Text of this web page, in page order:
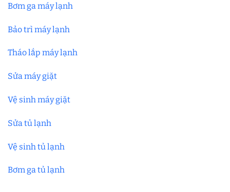
Bơm ga máy lạnh
Bảo trì máy lạnh
Tháo lắp máy lạnh
Sửa máy giặt
Vệ sinh máy giặt
Sửa tủ lạnh
Vệ sinh tủ lạnh
Bơm ga tủ lạnh